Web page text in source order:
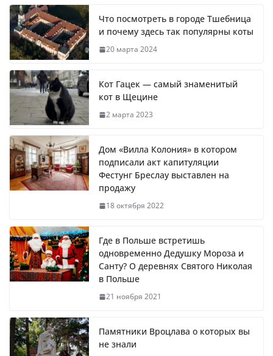
Что посмотреть в городе Тшебница
и почему здесь так популярны коты
20 марта 2024
Кот Гацек — самый знаменитый
кот в Щецине
2 марта 2023
Дом «Вилла Колония» в котором
подписали акт капитуляции
Фестунг Бреслау выставлен на
продажу
18 октября 2022
Где в Польше встретишь
одновременно Дедушку Мороза и
Санту? О деревнях Святого Николая
в Польше
21 ноября 2021
Памятники Вроцлава о которых вы
не знали